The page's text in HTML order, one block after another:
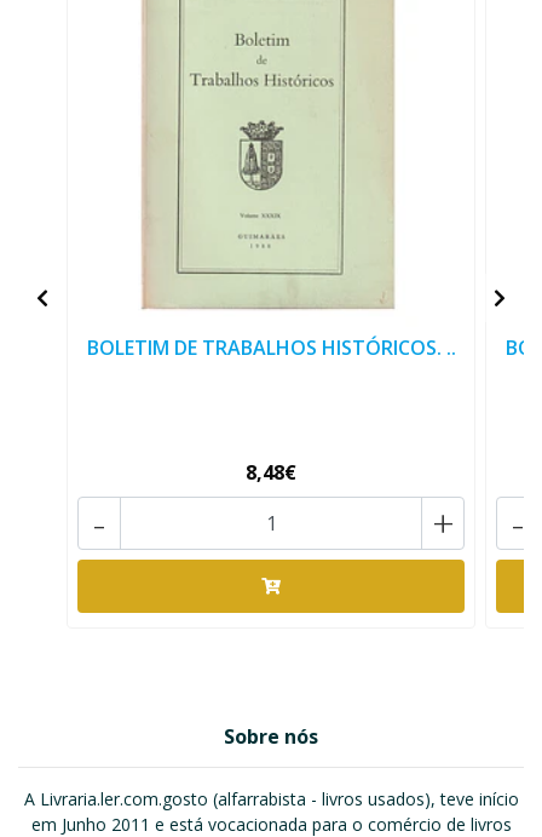
BOLETIM DE TRABALHOS HISTÓRICOS. ..
8,48€
+
- -
Sobre nós
A Livraria.ler.com.gosto (alfarrabista - livros usados), teve início
em Junho 2011 e está vocacionada para o comércio de livros